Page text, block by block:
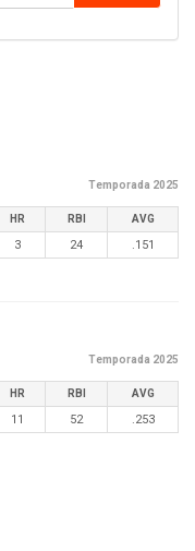
Temporada 2025
HR RBI AVG
3 24 .151
Temporada 2025
HR RBI AVG
11 52 .253